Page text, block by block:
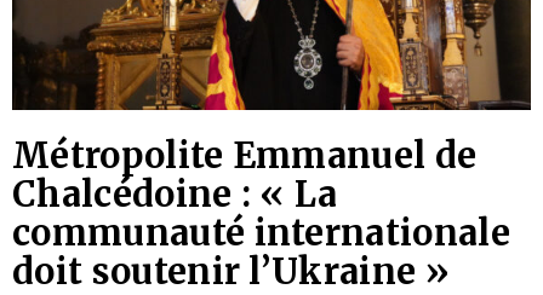
Métropolite Emmanuel de
Chalcédoine : « La
communauté internationale
doit soutenir l’Ukraine »